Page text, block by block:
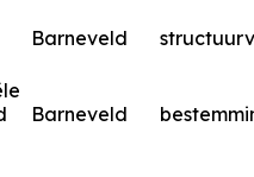
Barneveld
Barneveld